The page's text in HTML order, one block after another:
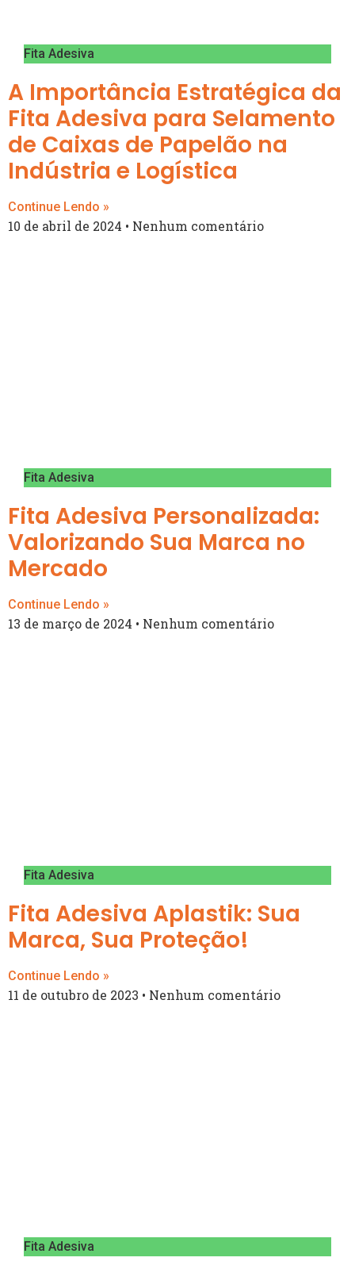
Fita Adesiva
A Importância Estratégica da
Fita Adesiva para Selamento
de Caixas de Papelão na
Indústria e Logística
Continue Lendo »
10 de abril de 2024 Nenhum comentário
Fita Adesiva
Fita Adesiva Personalizada:
Valorizando Sua Marca no
Mercado
Continue Lendo »
13 de março de 2024 Nenhum comentário
Fita Adesiva
Fita Adesiva Aplastik: Sua
Marca, Sua Proteção!
Continue Lendo »
11 de outubro de 2023 Nenhum comentário
Fita Adesiva